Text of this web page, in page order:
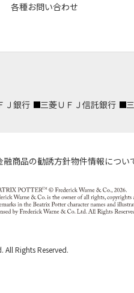
各種お問い合わせ
Ｊ銀行 三菱ＵＦＪ信託銀行
融商品の勧誘方針物件情報につい
All Rights Reserved.